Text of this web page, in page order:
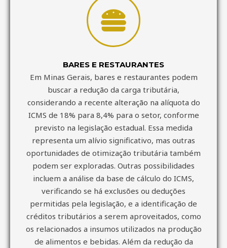
BARES E RESTAURANTES
Em Minas Gerais, bares e restaurantes podem
buscar a redução da carga tributária,
considerando a recente alteração na alíquota do
ICMS de 18% para 8,4% para o setor, conforme
previsto na legislação estadual. Essa medida
representa um alívio significativo, mas outras
oportunidades de otimização tributária também
podem ser exploradas. Outras possibilidades
incluem a análise da base de cálculo do ICMS,
verificando se há exclusões ou deduções
permitidas pela legislação, e a identificação de
créditos tributários a serem aproveitados, como
os relacionados a insumos utilizados na produção
de alimentos e bebidas. Além da redução da